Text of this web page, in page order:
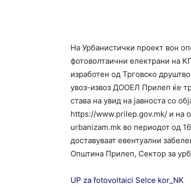
На Урбанистички проект вон
фотоволтаични електрани на
изработен од Трговско
увоз-извоз ДООЕЛ Прилеп ќе
става на увид на јавноста со
https://www.prilep.gov.mk/ и на
urbanizam.mk во периодот од
доставуваат евентуални
Општина Прилеп, Сектор за
UP za fotovoltaici Selce kor_NK